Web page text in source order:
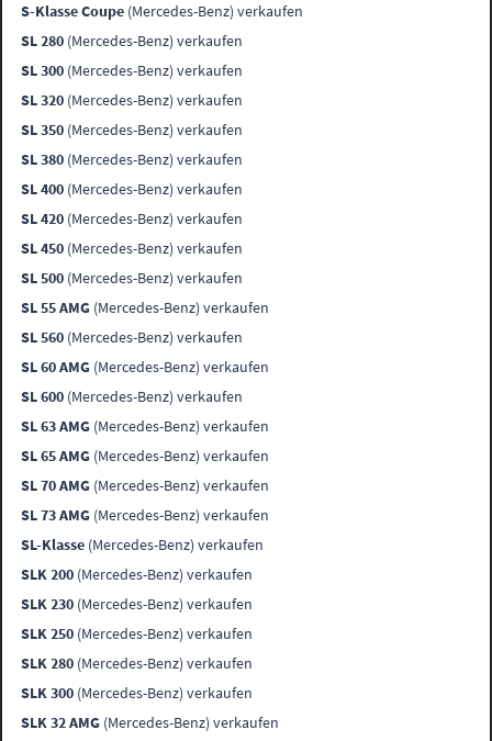
S-Klasse Coupe (Mercedes-Benz) verkaufen
SL 280 (Mercedes-Benz) verkaufen
SL 300 (Mercedes-Benz) verkaufen
SL 320 (Mercedes-Benz) verkaufen
SL 350 (Mercedes-Benz) verkaufen
SL 380 (Mercedes-Benz) verkaufen
SL 400 (Mercedes-Benz) verkaufen
SL 420 (Mercedes-Benz) verkaufen
SL 450 (Mercedes-Benz) verkaufen
SL 500 (Mercedes-Benz) verkaufen
SL 55 AMG (Mercedes-Benz) verkaufen
SL 560 (Mercedes-Benz) verkaufen
SL 60 AMG (Mercedes-Benz) verkaufen
SL 600 (Mercedes-Benz) verkaufen
SL 63 AMG (Mercedes-Benz) verkaufen
SL 65 AMG (Mercedes-Benz) verkaufen
SL 70 AMG (Mercedes-Benz) verkaufen
SL 73 AMG (Mercedes-Benz) verkaufen
SL-Klasse (Mercedes-Benz) verkaufen
SLK 200 (Mercedes-Benz) verkaufen
SLK 230 (Mercedes-Benz) verkaufen
SLK 250 (Mercedes-Benz) verkaufen
SLK 280 (Mercedes-Benz) verkaufen
SLK 300 (Mercedes-Benz) verkaufen
SLK 32 AMG (Mercedes-Benz) verkaufen